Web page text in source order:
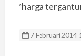
*harga
7 Februari 2014